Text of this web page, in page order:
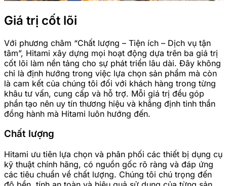
Giá trị cốt lõi
Với phương châm “Chất lượng – Tiện ích – Dịch vụ tận
tâm”, Hitami xây dựng mọi hoạt động dựa trên ba giá trị
cốt lõi làm nền tảng cho sự phát triển lâu dài. Đây không
chỉ là định hướng trong việc lựa chọn sản phẩm mà còn
là cam kết của chúng tôi đối với khách hàng trong từng
khâu tư vấn, cung cấp và hỗ trợ. Mỗi giá trị đều góp
phần tạo nên uy tín thương hiệu và khẳng định tinh thần
đồng hành mà Hitami luôn hướng đến.
Chất lượng
Hitami ưu tiên lựa chọn và phân phối các thiết bị dụng cụ
kỹ thuật chính hãng, có nguồn gốc rõ ràng và đáp ứng
các tiêu chuẩn về chất lượng. Chúng tôi chú trọng đến